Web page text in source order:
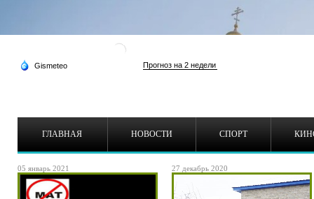
ГЛАВНАЯ НОВОСТИ СПОРТ
05 январь 2021 27 декабрь 2020